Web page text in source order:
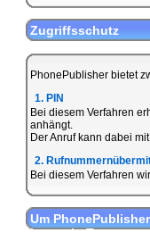
Zugriffsschutz
PhonePublisher bietet
1. PIN
Bei diesem Verfahren
anhängt.
Der Anruf kann dabei
2.
Bei diesem Verfahren
Um
kann ein